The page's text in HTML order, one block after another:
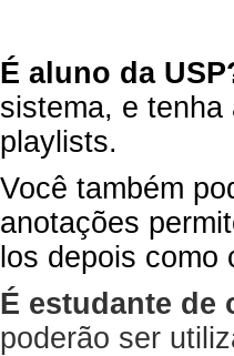
É aluno da
sistema, e
playlists.
Você também
anotações
los depois
É estudante
poderão ser